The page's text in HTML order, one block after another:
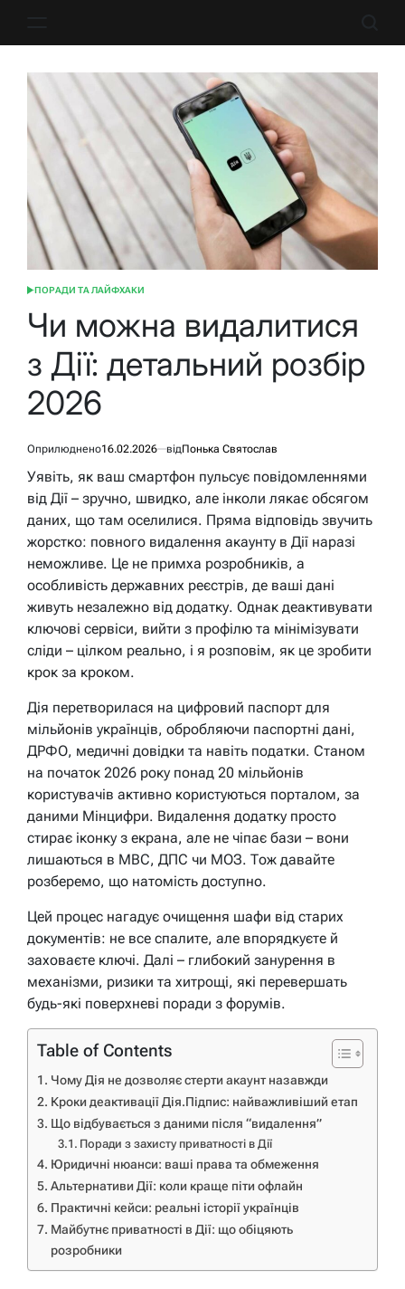
ОПУБЛІКУВАТИ
ПОРАДИ ТА ЛАЙФХАКИ
Чи можна видалитися
з Дії: детальний розбір
2026
Оприлюднено16.02.2026 відПонька Святослав
Уявіть, як ваш смартфон пульсує повідомленнями
від Дії – зручно, швидко, але інколи лякає обсягом
даних, що там оселилися. Пряма відповідь звучить
жорстко: повного видалення акаунту в Дії наразі
неможливе. Це не примха розробників, а
особливість державних реєстрів, де ваші дані
живуть незалежно від додатку. Однак деактивувати
ключові сервіси, вийти з профілю та мінімізувати
сліди – цілком реально, і я розповім, як це зробити
крок за кроком.
Дія перетворилася на цифровий паспорт для
мільйонів українців, обробляючи паспортні дані,
ДРФО, медичні довідки та навіть податки. Станом
на початок 2026 року понад 20 мільйонів
користувачів активно користуються порталом, за
даними Мінцифри. Видалення додатку просто
стирає іконку з екрана, але не чіпає бази – вони
лишаються в МВС, ДПС чи МОЗ. Тож давайте
розберемо, що натомість доступно.
Цей процес нагадує очищення шафи від старих
документів: не все спалите, але впорядкуєте й
заховаєте ключі. Далі – глибокий занурення в
механізми, ризики та хитрощі, які перевершать
будь-які поверхневі поради з форумів.
Table of Contents
Чому Дія не дозволяє стерти акаунт назавжди
Кроки деактивації Дія.Підпис: найважливіший етап
Що відбувається з даними після “видалення”
Поради з захисту приватності в Дії
Юридичні нюанси: ваші права та обмеження
Альтернативи Дії: коли краще піти офлайн
Практичні кейси: реальні історії українців
Майбутнє приватності в Дії: що обіцяють
розробники